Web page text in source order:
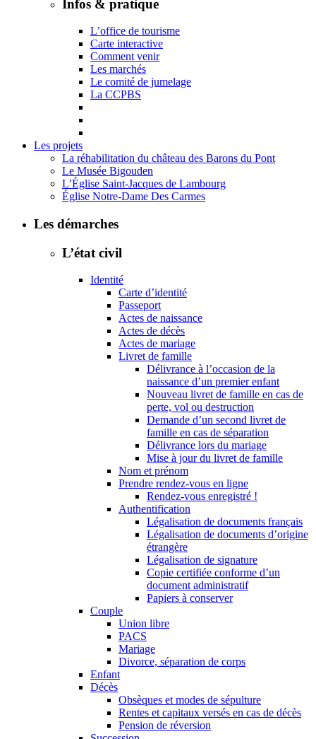
Infos & pratique
L’office de tourisme
Carte interactive
Comment venir
Les marchés
Le comité de jumelage
La CCPBS
Les projets
La réhabilitation du château des Barons du Pont
Le Musée Bigouden
L’Église Saint-Jacques de Lambourg
Église Notre-Dame Des Carmes
Les démarches
L’état civil
Identité
Carte d’identité
Passeport
Actes de naissance
Actes de décès
Actes de mariage
Livret de famille
Délivrance à l’occasion de la
naissance d’un premier enfant
Nouveau livret de famille en cas de
perte, vol ou destruction
Demande d’un second livret de
famille en cas de séparation
Délivrance lors du mariage
Mise à jour du livret de famille
Nom et prénom
Prendre rendez-vous en ligne
Rendez-vous enregistré !
Authentification
Légalisation de documents français
Légalisation de documents d’origine
étrangère
Légalisation de signature
Copie certifiée conforme d’un
document administratif
Papiers à conserver
Couple
Union libre
PACS
Mariage
Divorce, séparation de corps
Enfant
Décès
Obsèques et modes de sépulture
Rentes et capitaux versés en cas de décès
Pension de réversion